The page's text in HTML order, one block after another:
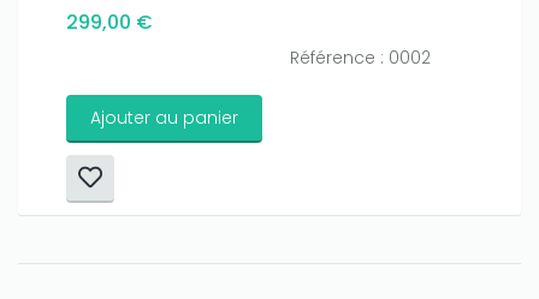
299,00 €
Référence : 0002
Ajouter au panier